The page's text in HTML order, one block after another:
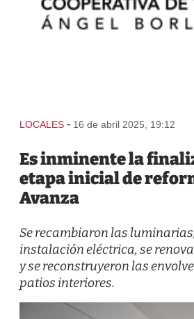
LOCALES - 16 de abril 2025, 19:12
Es inminente la
etapa inicial de
Avanza
Se recambiaron las
instalación eléctrica, se
y se reconstruyeron las
patios interiores.